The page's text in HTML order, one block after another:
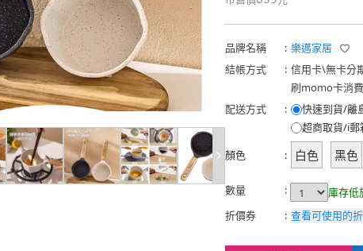
品牌名稱 : 樂邁家居
結帳方式
: 信用卡\無卡分
刷momo卡消
配送方式
:
快速到貨/離
超商取貨/i郵
顏色
: 白色 黑色
數量 :
庫存低
折價券
: 查看可使用的